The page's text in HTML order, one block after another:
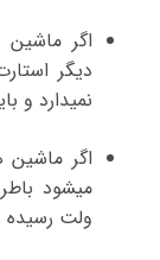
اگر
دیگر
نمیدارد و
اگر ماشین
ولت رسیده